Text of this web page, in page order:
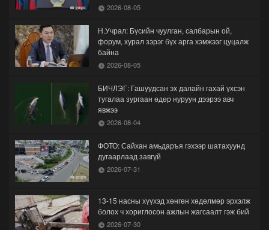
2026-08-05
Н.Учрал: Бүсийн чуулган, салбарын ой,
форум, хурал зэрэг бүх арга хэмжээг цуцалж
байна
2026-08-05
БИЧЛЭГ: Гашуудсан эх далайн гахай үхсэн
тугалаа зургаан өдөр нуруун дээрээ авч
явжээ
2026-08-04
ФОТО: Сайхан амьдаръя гэхээр шатахуунд
дугаарлаад завгүй
2026-07-31
13-15 насны хүүхэд хөнгөн хөдөлмөр эрхэлж
болох ч хориглосон ажлын жагсаалт гэж бий
2026-07-30